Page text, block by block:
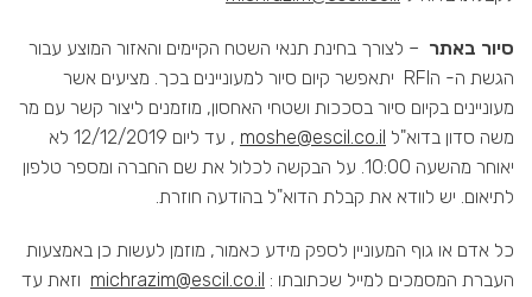
סיור באתר – לצורך בחינת תנאי השטח הקיימים והאזור המוצע עבור
הגשת ה- הRFI יתאפשר קיום סיור למעוניינים בכך. מציעים אשר
מעוניינים בקיום סיור בסככות ושטחי האחסון, מוזמנים ליצור קשר עם מר
משה סדון בדוא"ל moshe@escil.co.il
, עד ליום 12/12/2019 לא
יאוחר מהשעה 10:00. על הבקשה לכלול את שם החברה ומספר טלפון
לתיאום. יש לוודא את קבלת הדוא"ל בהודעה חוזרת.
כל אדם או גוף המעוניין לספק מידע כאמור, מוזמן לעשות כן באמצעות
העברת המסמכים למייל שכתובתו : michrazim@escil.co.il וזאת עד